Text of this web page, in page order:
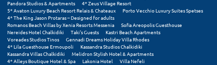
Σαμοθράκη
Σάμος
Σαντορίνη
Pandora Studios & Apartments
4* Zeus Village Resort
5* Avaton Luxury Beach Resort Relais & Chateaux
Porto Vecchio Luxury Suites Spetses
4* The King Jason Protaras – Designed for adults
Romanos Beach Villas by Xenia Resorts Messenia
Sofia Areopolis Guesthouse
Nereides Hotel Chalkidiki
Taki's Guests
Kastri Beach Apartments
Voreades Studios Tinos
Gennadi Dreams Holiday Villa Rhodes
4* Lila Guesthouse Ermoupoli
Kassandra Studios Chalkidiki
Kassandra Villas Chalkidiki
Melidron Stylish Hotel & Apartments
4* Alleys Boutique Hotel & Spa
Lakonia Hotel Villa Nefeli